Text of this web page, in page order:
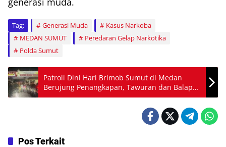
Tag: Generasi Muda
Kasus Narkoba
MEDAN SUMUT
Peredaran Gelap Narkotika
Polda Sumut
Patroli Dini Hari Brimob Sumut di Medan
Berujung Penangkapan, Tawuran dan Balap
Liar Dibubarkan
Pos Terkait